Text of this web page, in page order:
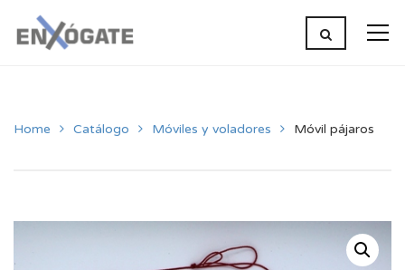
Home Catálogo Móviles y voladores Móvil pájaros